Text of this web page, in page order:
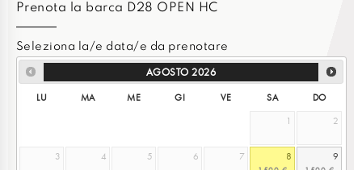
Prenota la barca D28 OPEN HC
Seleziona la/e data/e da prenotare
AGOSTO 2026
LU MA ME GI VE SA
DO
1
2
3 4 5 6 7 8 9